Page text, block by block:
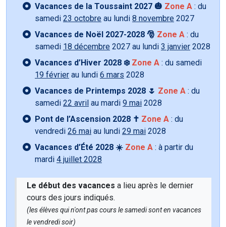
Vacances de la Toussaint 2027 🎃 Zone A : du
samedi 23 octobre au lundi 8 novembre 2027
Vacances de Noël 2027-2028 🎅 Zone A : du
samedi 18 décembre 2027 au lundi 3 janvier 2028
Vacances d’Hiver 2028 ❄️ Zone A : du samedi
19 février au lundi 6 mars 2028
Vacances de Printemps 2028 🌷 Zone A : du
samedi 22 avril au mardi 9 mai 2028
Pont de l’Ascension 2028 ✝️ Zone A : du
vendredi 26 mai au lundi 29 mai 2028
Vacances d’Été 2028 ☀️ Zone A : à partir du
mardi 4 juillet 2028
Le début des vacances a lieu après le dernier
cours des jours indiqués.
(les élèves qui n'ont pas cours le samedi sont en vacances
le vendredi soir)